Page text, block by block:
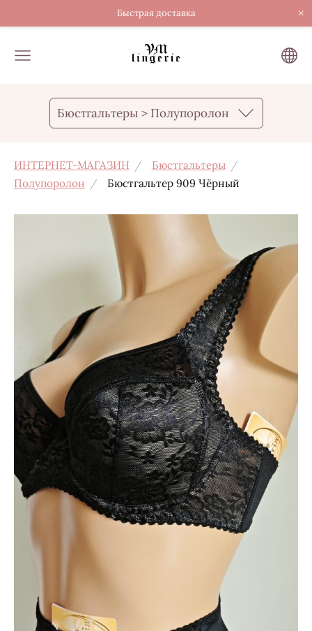
Быстрая доставка ×
Бюстгальтеры > Полупоролон
ИНТЕРНЕТ-МАГАЗИН
Бюстгальтеры
Полупоролон
Бюстгальтер 909 Чёрный